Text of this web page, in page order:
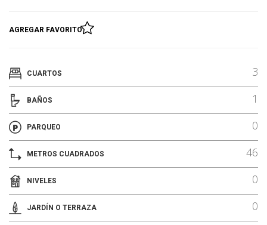
AGREGAR FAVORITO
CUARTOS 3
BAÑOS 1
PARQUEO 0
METROS CUADRADOS 46
NIVELES 0
JARDÍN O TERRAZA 0